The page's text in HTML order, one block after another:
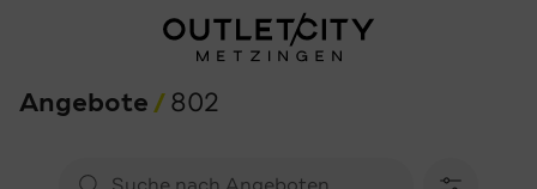
Angebote 802